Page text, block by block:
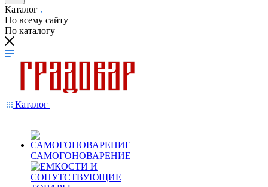
Каталог
По всему сайту
По каталогу
Каталог
САМОГОНОВАРЕНИЕ